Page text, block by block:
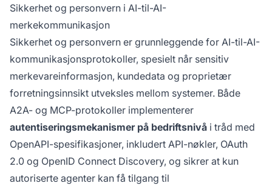
Sikkerhet og personvern i AI-til-AI-
merkekommunikasjon
Sikkerhet og personvern er grunnleggende for AI-til-AI-
kommunikasjonsprotokoller, spesielt når sensitiv
merkevareinformasjon, kundedata og proprietær
forretningsinnsikt utveksles mellom systemer. Både
A2A- og MCP-protokoller implementerer
autentiseringsmekanismer på bedriftsnivå i tråd med
OpenAPI-spesifikasjoner, inkludert API-nøkler, OAuth
2.0 og OpenID Connect Discovery, og sikrer at kun
autoriserte agenter kan få tilgang til